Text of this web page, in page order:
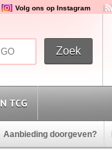
Volg ons op Instagram
TCG
Aanbieding doorgeven?